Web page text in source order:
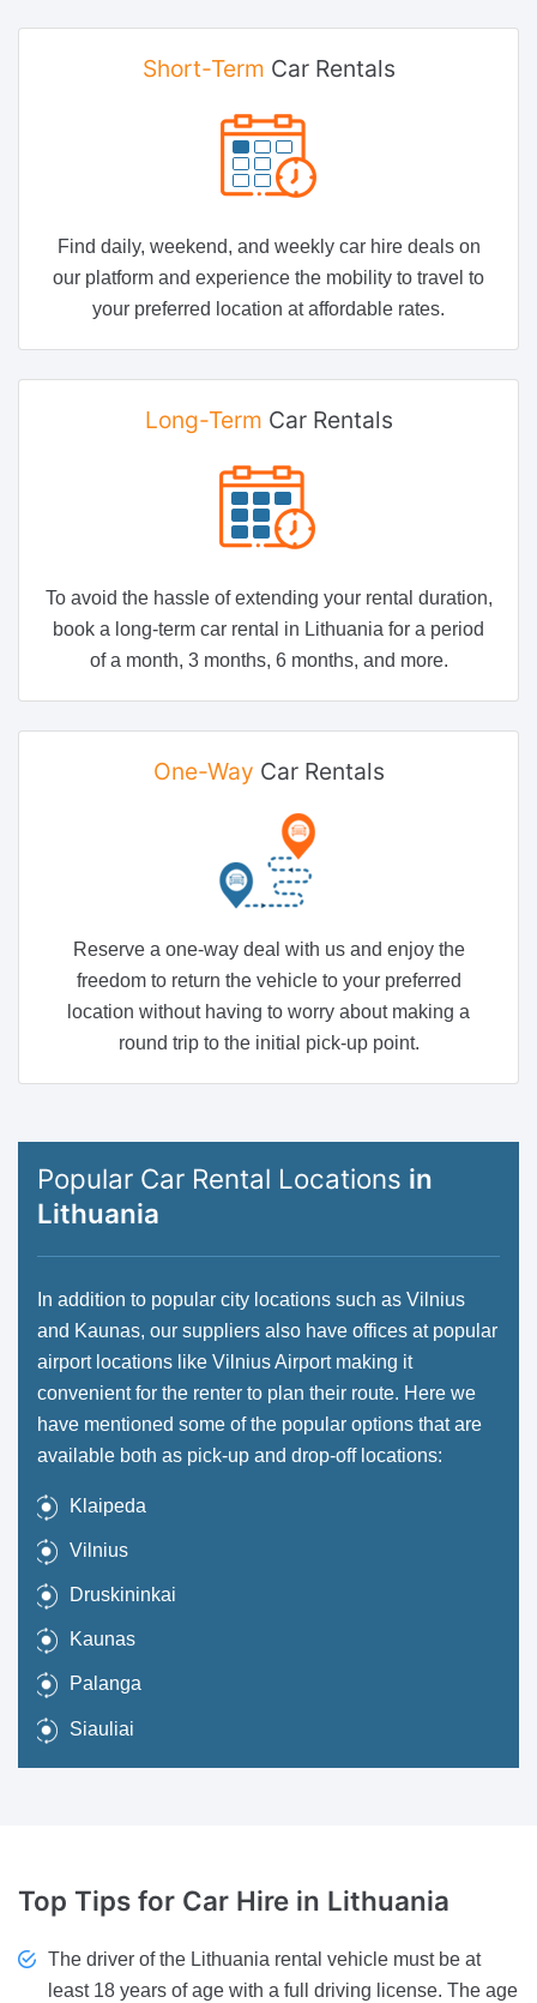
Short-Term Car Rentals
Find daily, weekend, and weekly car hire deals on
our platform and experience the mobility to travel to
your preferred location at affordable rates.
Long-Term Car Rentals
To avoid the hassle of extending your rental duration,
book a long-term car rental in Lithuania for a period
of a month, 3 months, 6 months, and more.
One-Way Car Rentals
Reserve a one-way deal with us and enjoy the
freedom to return the vehicle to your preferred
location without having to worry about making a
round trip to the initial pick-up point.
Popular Car Rental Locations in
Lithuania
In addition to popular city locations such as Vilnius
and Kaunas, our suppliers also have offices at popular
airport locations like Vilnius Airport making it
convenient for the renter to plan their route. Here we
have mentioned some of the popular options that are
available both as pick-up and drop-off locations:
Klaipeda
Vilnius
Druskininkai
Kaunas
Palanga
Siauliai
Top Tips for Car Hire in Lithuania
The driver of the Lithuania rental vehicle must be at
least 18 years of age with a full driving license. The age